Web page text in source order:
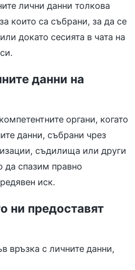
лични данни толкова
които са събрани, за да се
докато сесията в чата на
данни на
органи, когато
данни, събрани чрез
съдилища или други
да спазим правно
иск.
ни предоставят
връзка с личните данни,